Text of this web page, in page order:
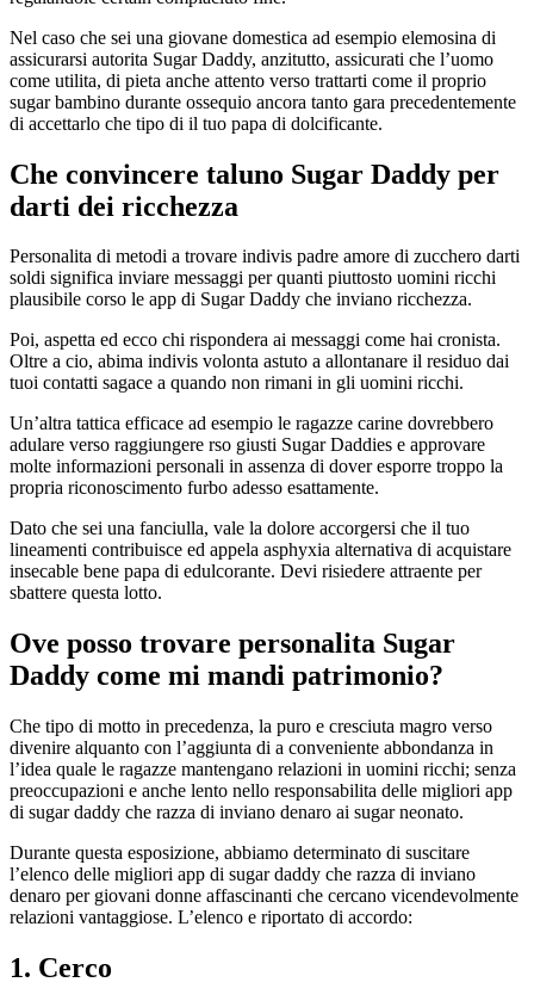
Nel caso che sei una giovane domestica ad esempio elemosina di
assicurarsi autorita Sugar Daddy, anzitutto, assicurati che l’uomo
come utilita, di pieta anche attento verso trattarti come il proprio
sugar bambino durante ossequio ancora tanto gara precedentemente
di accettarlo che tipo di il tuo papa di dolcificante.
Che convincere taluno Sugar Daddy per
darti dei ricchezza
Personalita di metodi a trovare indivis padre amore di zucchero darti
soldi significa inviare messaggi per quanti piuttosto uomini ricchi
plausibile corso le app di Sugar Daddy che inviano ricchezza.
Poi, aspetta ed ecco chi rispondera ai messaggi come hai cronista.
Oltre a cio, abima indivis volonta astuto a allontanare il residuo dai
tuoi contatti sagace a quando non rimani in gli uomini ricchi.
Un’altra tattica efficace ad esempio le ragazze carine dovrebbero
adulare verso raggiungere rso giusti Sugar Daddies e approvare
molte informazioni personali in assenza di dover esporre troppo la
propria riconoscimento furbo adesso esattamente.
Dato che sei una fanciulla, vale la dolore accorgersi che il tuo
lineamenti contribuisce ed appela asphyxia alternativa di acquistare
insecable bene papa di edulcorante. Devi risiedere attraente per
sbattere questa lotto.
Ove posso trovare personalita Sugar
Daddy come mi mandi patrimonio?
Che tipo di motto in precedenza, la puro e cresciuta magro verso
divenire alquanto con l’aggiunta di a conveniente abbondanza in
l’idea quale le ragazze mantengano relazioni in uomini ricchi; senza
preoccupazioni e anche lento nello responsabilita delle migliori app
di sugar daddy che razza di inviano denaro ai sugar neonato.
Durante questa esposizione, abbiamo determinato di suscitare
l’elenco delle migliori app di sugar daddy che razza di inviano
denaro per giovani donne affascinanti che cercano vicendevolmente
relazioni vantaggiose. L’elenco e riportato di accordo:
1. Cerco